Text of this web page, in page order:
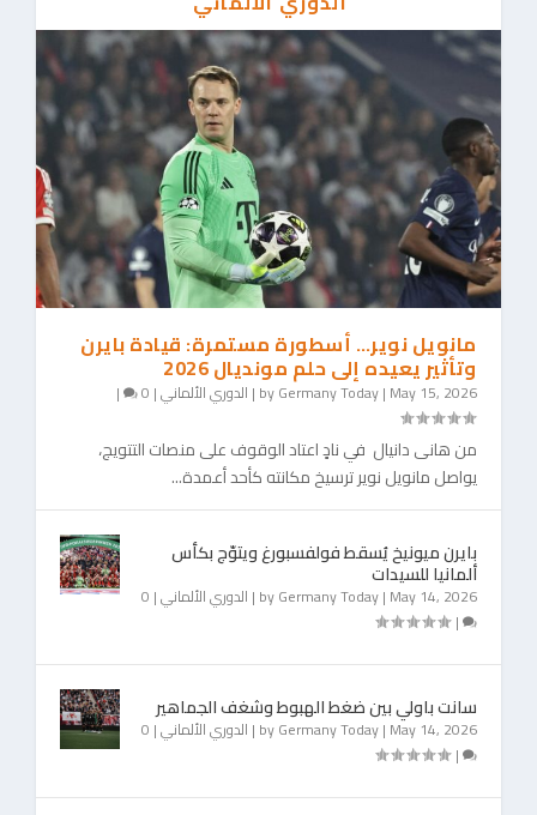
كلوب مدربا للمنتخب الألمانى...
هبوط سانت باولي وآمال فولفسبورغ تتجدد عبر
الملحق...
مانويل نوير… أسطورة مستمرة: قيادة بايرن
وتأثير يعيده إلى حلم مونديال 2026
byGermany Today| May 15, 2026
| الدوري الألماني|
0
|
من هانى دانيال في نادٍ اعتاد الوقوف على منصات التتويج،
يواصل مانويل نوير ترسيخ مكانته كأحد أعمدة...
بايرن ميونيخ يُسقط فولفسبورغ ويتوّج بكأس
ألمانيا للسيدات
byGermany Today| May 14, 2026
| الدوري الألماني|
0
|
سانت باولي بين ضغط الهبوط وشغف الجماهير
byGermany Today| May 14, 2026
| الدوري الألماني|
0
|